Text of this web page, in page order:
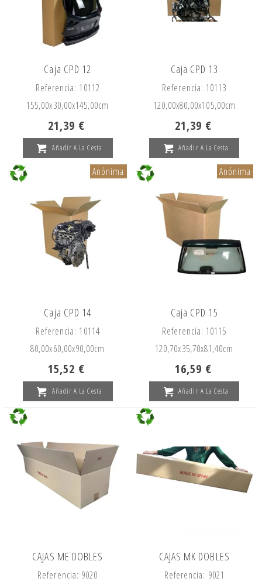
Caja CPD 12
Referencia: 10112
155,00x30,00x145,00cm
21,39 €
Añadir A La Cesta
Caja CPD 13
Referencia: 10113
120,00x80,00x105,00cm
21,39 €
Añadir A La Cesta
Anónima
Caja CPD 14
Referencia: 10114
80,00x60,00x90,00cm
15,52 €
Añadir A La Cesta
Anónima
Caja CPD 15
Referencia: 10115
120,70x35,70x81,40cm
16,59 €
Añadir A La Cesta
CAJAS ME DOBLES
Referencia: 9020
CAJAS MK DOBLES
Referencia: 9021